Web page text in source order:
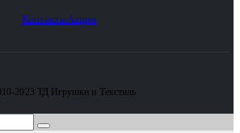
КонтактыАкции
2023 ТД Игрушки и Текстиль